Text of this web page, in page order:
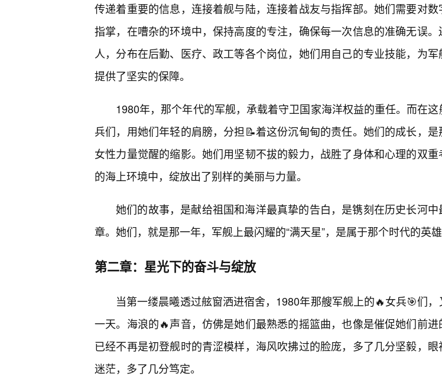
传递着重要的信息，连接着舰与陆，连接着战友与指挥部。她们需要对数
指掌，在嘈杂的环境中，保持高度的专注，确保每一次信息的准确无误。
人，分布在后勤、医疗、政工等各个岗位，她们用自己的专业技能，为
提供了坚实的保障。
1980年，那个年代的军舰，承载着守卫国家海洋权益的重任。而在
兵们，用她们年轻的肩膀，分担📝着这份沉甸甸的责任。她们的成长，是
女性力量觉醒的缩影。她们用坚韧不拔的毅力，战胜了身体和心理的双
的海上环境中，绽放出了别样的美丽与力量。
她们的故事，是献给祖国和海洋最真挚的告白，是镌刻在历史长河中
章。她们，就是那一年，军舰上最闪耀的“满天星”，是属于那个时代的英雄
第二章：星光下的奋斗与绽放
当第一缕晨曦透过舷窗洒进宿舍，1980年那艘军舰上的🔥女兵🎯们
一天。海浪的🔥声音，仿佛是她们最熟悉的摇篮曲，也像是催促她们前进
已经不再是初登舰时的青涩模样，海风吹拂过的脸庞，多了几分坚毅，
迷茫，多了几分笃定。